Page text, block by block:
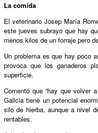
La comida
El veterinario Josep María
este jueves subrayo que hay
menos kilos de un forraje pero
Un problema es que hay poco
provoca que los ganaderos
superficie.
Comentó que “hay que volver
Galicia tiene un potencial
silo de hierba, aunque a nivel
rentables.